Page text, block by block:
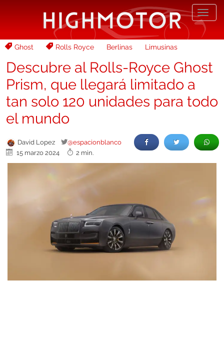
Ghost Rolls Royce Berlinas Limusinas
Descubre al Rolls-Royce Ghost
Prism, que llegará limitado a
tan solo 120 unidades para todo
el mundo
David Lopez
@espacionblanco
15 marzo 2024
2 min.